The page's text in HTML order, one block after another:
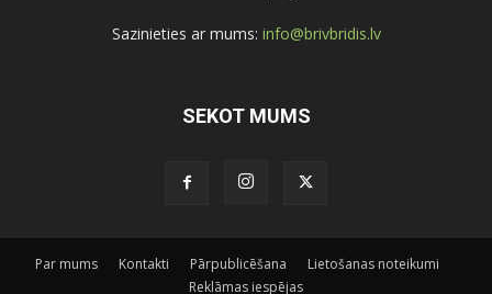
Sazinieties ar mums: info@brivbridis.lv
SEKOT MUMS
Par mums Kontakti Pārpublicēšana
Lietošanas noteikumi
Reklāmas iespējas